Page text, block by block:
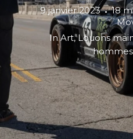
9 janvier 2023 18
InArt,Louons
hommes